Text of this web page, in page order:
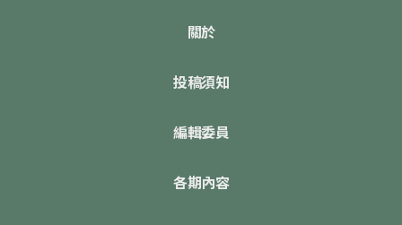
關於
投稿須知
編輯委員
各期內容